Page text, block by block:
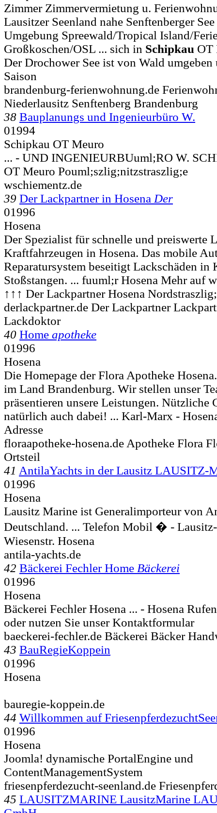
Zimmer Zimmervermietung u.
Lausitzer Seenland nahe Senftenberger
Umgebung Spreewald/Tropical Island/
Großkoschen/OSL ... sich in Schipkau OT
Der Drochower See ist von Wald
Saison
brandenburg-ferienwohnung.de
Niederlausitz Senftenberg Brandenburg
38 Bauplanungs und Ingenieurbüro W.
01994
Schipkau OT Meuro
... - UND INGENIEURBUuml;RO W.
OT Meuro Pouml;szlig;nitzstraszlig;e
wschiementz.de
39 Der Lackpartner in Hosena Der
01996
Hosena
Der Spezialist für schnelle und preiswerte
Kraftfahrzeugen in Hosena. Das mobile
Reparatursystem beseitigt Lackschäden
Stoßstangen. ... fuuml;r Hosena Mehr auf
↑↑↑ Der LackpartnerHosena
derlackpartner.de Der Lackpartner
Lackdoktor
40 Home apotheke
01996
Hosena
Die Homepage der Flora Apotheke
im Land Brandenburg. Wir stellen unser
präsentieren unsere Leistungen. Nützliche
natürlich auch dabei! ... Karl-Marx -
Adresse
floraapotheke-hosena.de Apotheke Flora
Ortsteil
41 AntilaYachts in der Lausitz LAUSITZ-
01996
Hosena
Lausitz Marine ist Generalimporteur von
Deutschland. ... Telefon Mobil � -
Wiesenstr. Hosena
antila-yachts.de
42 Bäckerei Fechler Home Bäckerei
01996
Hosena
Bäckerei Fechler Hosena ... - Hosena
oder nutzen Sie unser Kontaktformular
baeckerei-fechler.de Bäckerei Bäcker
43 BauRegieKoppein
01996
Hosena
bauregie-koppein.de
44 Willkommen auf
01996
Hosena
Joomla! dynamische PortalEngine und
ContentManagementSystem
friesenpferdezucht-seenland.de
45 LAUSITZMARINE LausitzMarine